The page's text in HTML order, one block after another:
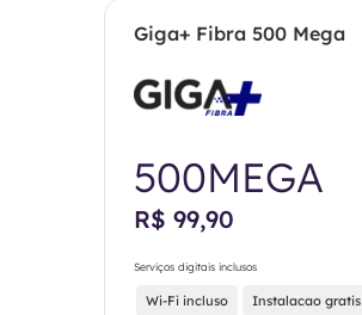
Giga+ Fibra 500 Mega
500MEGA
R$ 99,90
Serviços digitais inclusos
Wi-Fi incluso Instalacao gratis